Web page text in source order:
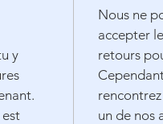
y
Nous ne
accepter
retours
un de nos